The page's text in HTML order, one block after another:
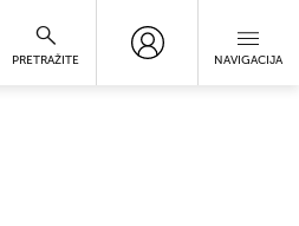
PRETRAŽITE NAVIGACIJA